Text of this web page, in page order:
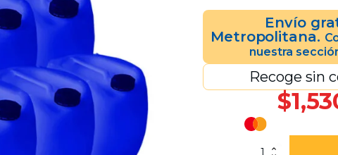
Envío
Metropolitana.
nuestra
Recoge sin
$
Paquete